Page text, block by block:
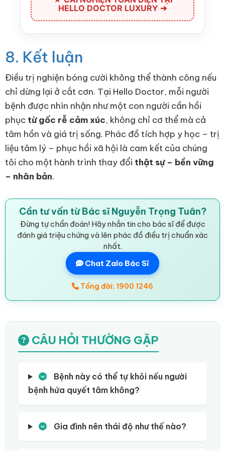
HELLO DOCTOR LUXURY ➔
8. Kết luận
Điều trị nghiện bóng cười không thể thành công nếu
chỉ dừng lại ở cắt cơn. Tại Hello Doctor, mỗi người
bệnh được nhìn nhận như một con người cần hồi
phục từ gốc rễ cảm xúc, không chỉ cơ thể mà cả
tâm hồn và giá trị sống. Phác đồ tích hợp y học – trị
liệu tâm lý – phục hồi xã hội là cam kết của chúng
tôi cho một hành trình thay đổi thật sự – bền vững
– nhân bản.
Cần tư vấn từ Bác sĩ Nguyễn Trọng Tuân?
Đừng tự chẩn đoán! Hãy nhắn tin cho bác sĩ để được
đánh giá triệu chứng và lên phác đồ điều trị chuẩn xác
nhất.
Chat Zalo Bác Sĩ
Tổng đài: 1900 1246
CÂU HỎI THƯỜNG GẶP
Bệnh này có thể tự khỏi nếu người
bệnh hứa quyết tâm không?
Gia đình nên thái độ như thế nào?